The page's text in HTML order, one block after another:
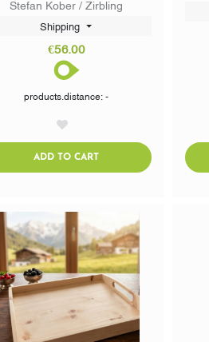
Stefan Kober / Zirbling
Shipping
€56.00
products.distance: -
ADD TO CARTADDTOCART